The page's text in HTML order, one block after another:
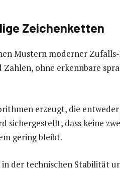
Zeichenketten
Mustern moderner Zufalls-
ohne erkennbare
erzeugt, die
sichergestellt, dass keine
gering bleibt.
der technischen Stabilität